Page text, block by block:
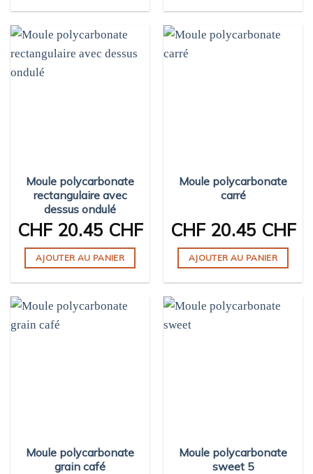
Moule polycarbonate
rectangulaire avec
dessus ondulé
CHF20.45 CHF
AJOUTER AU PANIER
Moule polycarbonate
carré
CHF20.45 CHF
AJOUTER AU PANIER
Moule polycarbonate
grain café
Moule polycarbonate
sweet 5